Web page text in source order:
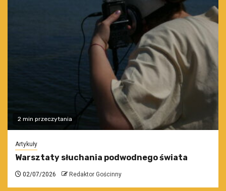
2 min przeczytania
Artykuły
Warsztaty słuchania podwodnego świata
02/07/2026 Redaktor Gościnny